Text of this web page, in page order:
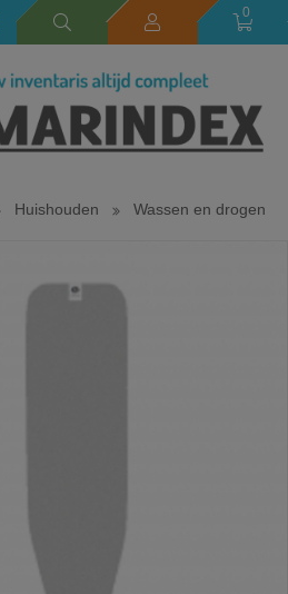
0
Huishouden Wassen en drogen
outlet